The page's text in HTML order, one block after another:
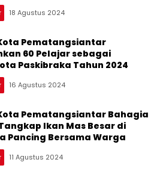
18 Agustus 2024
Pematangsiantar
60 Pelajar sebagai
Paskibraka Tahun 2024
16 Agustus 2024
Pematangsiantar Bahagia
Ikan Mas Besar di
Pancing Bersama Warga
11 Agustus 2024